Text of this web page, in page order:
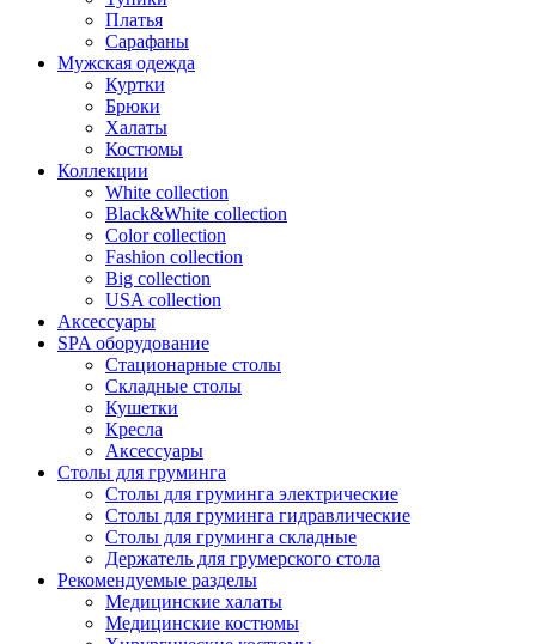
Платья
Сарафаны
Мужская одежда
Куртки
Брюки
Халаты
Костюмы
Коллекции
White collection
Black&White collection
Color collection
Fashion collection
Big collection
USA collection
Аксессуары
SPA оборудование
Стационарные столы
Складные столы
Кушетки
Кресла
Аксессуары
Столы для груминга
Столы для груминга электрические
Столы для груминга гидравлические
Столы для груминга складные
Держатель для грумерского стола
Рекомендуемые разделы
Медицинские халаты
Медицинские костюмы